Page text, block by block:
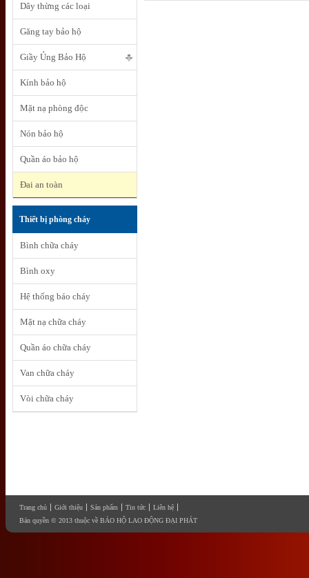
Dây thừng các loại
Găng tay bảo hộ
Giầy Ủng Bảo Hộ
Kính bảo hộ
Mặt nạ phòng độc
Nón bảo hộ
Quần áo bảo hộ
Đai an toàn
Thiết bị phòng cháy
Bình chữa cháy
Bình oxy
Hệ thống báo cháy
Mặt nạ chữa cháy
Quần áo chữa cháy
Van chữa cháy
Vòi chữa cháy
Trang chủ Giới thiệu Sản phẩm Tin tức
Liên hệ
Bản quyền © 2013 thuộc về BẢO HỘ LAO ĐỘNG ĐẠI PHÁT